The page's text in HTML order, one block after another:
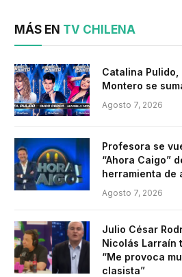
MÁS EN TV CHILENA
Catalina
Montero se
Agosto 7, 2026
Profesora se
“Ahora Caigo”
herramienta de
Agosto 7, 2026
Julio César
Nicolás Larraín
“Me provoca
clasista”